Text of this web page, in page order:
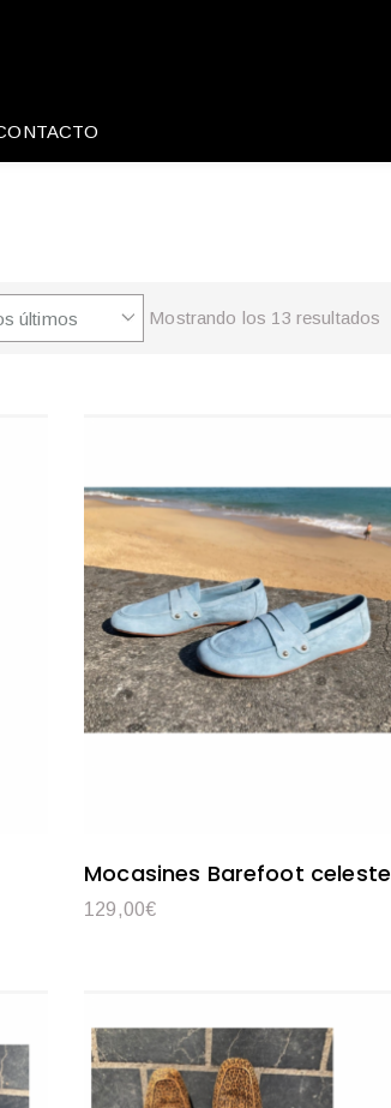
Mostrando los 13 resultados
Mocasines Barefoot celeste
129,00€